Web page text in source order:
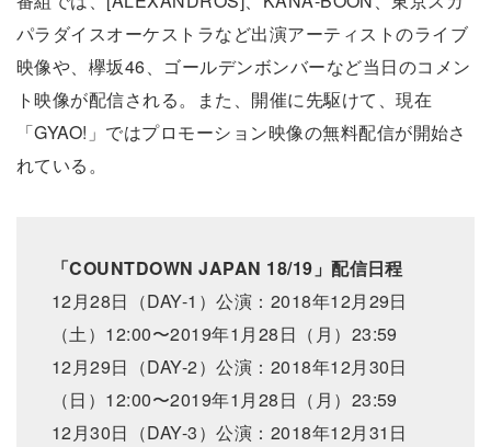
パラダイスオーケストラなど出演アーティストのライブ
映像や、欅坂46、ゴールデンボンバーなど当日のコメン
ト映像が配信される。また、開催に先駆けて、現在
「GYAO!」ではプロモーション映像の無料配信が開始さ
れている。
「COUNTDOWN JAPAN 18/19」配信日程
12月28日（DAY-1）公演：2018年12月29日
（土）12:00〜2019年1月28日（月）23:59
12月29日（DAY-2）公演：2018年12月30日
（日）12:00〜2019年1月28日（月）23:59
12月30日（DAY-3）公演：2018年12月31日